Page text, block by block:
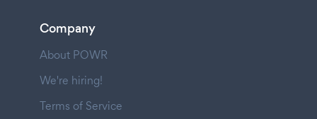
Company
About POWR
We're hiring!
Terms of Service